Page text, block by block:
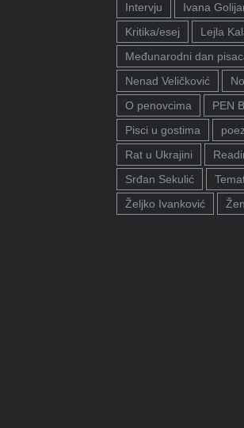
Intervju
Ivana
Kritika/esej
Lejla
Međunarodni dan
Nenad Veličković
O penovcima
PEN
Pisci u gostima
Rat u Ukrajini
Srđan Sekulić
Željko Ivanković